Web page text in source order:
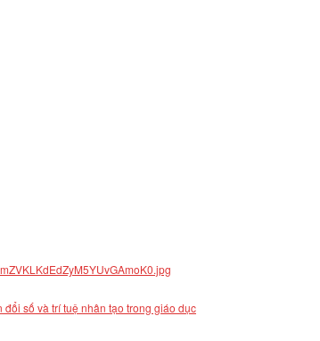
số và trí tuệ nhân tạo trong giáo dục